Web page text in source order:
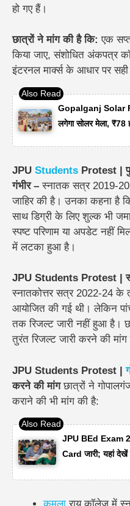
हो गए हैं।
छात्रों ने मांग की है कि:एक
किया जाए, संशोधित अंकपत्र
इंटरनल मार्क्स के आधार पर
Gopalganj Solar
लगेगा सोलर मेला, ₹78
JPU Students Protest |
गंभीर –स्नातक सत्र 2019-
जाहिर की है। उनका कहना है
साथ डिग्री के लिए शुल्क भी
स्पष्ट परिणाम या अपडेट नहीं
में लटका हुआ है।
JPU Students Protest |
स्नातकोत्तर सत्र 2022-24 के
आयोजित की गई थी। लेकिन
तक रिजल्ट जारी नहीं हुआ है।
तुरंत रिजल्ट जारी करने की मांग
JPU Students Protest |
करने की मांगछात्रों ने
कराने की भी मांग की है:
JPU BEd Exam
Card जारी; यहां
कमला राय कॉलेज में